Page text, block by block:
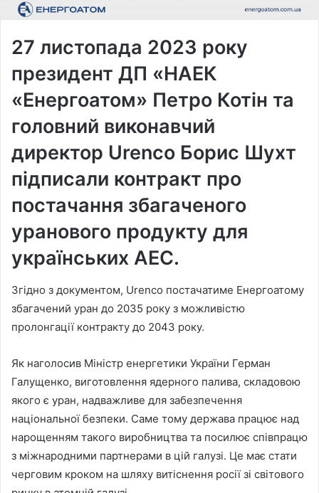
27 листопада 2023 року
президент ДП «НАЕК
«Енергоатом» Петро Котін та
головний виконавчий
директор Urenco Борис Шухт
підписали контракт про
постачання збагаченого
уранового продукту для
українських АЕС.
Згідно з документом, Urenco постачатиме Енергоатому
збагачений уран до 2035 року з можливістю
пролонгації контракту до 2043 року.
Як наголосив Міністр енергетики України Герман
Галущенко, виготовлення ядерного палива, складовою
якого є уран, надважливе для забезпечення
національної безпеки. Саме тому держава працює над
нарощенням такого виробництва та посилює співпрацю
з міжнародними партнерами в цій галузі. Це має стати
черговим кроком на шляху витіснення росії зі світового